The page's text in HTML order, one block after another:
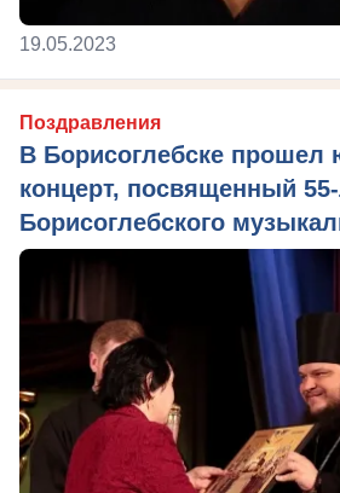
19.05.2023
Поздравления
В Борисоглебске прошел
концерт, посвященный
Борисоглебского